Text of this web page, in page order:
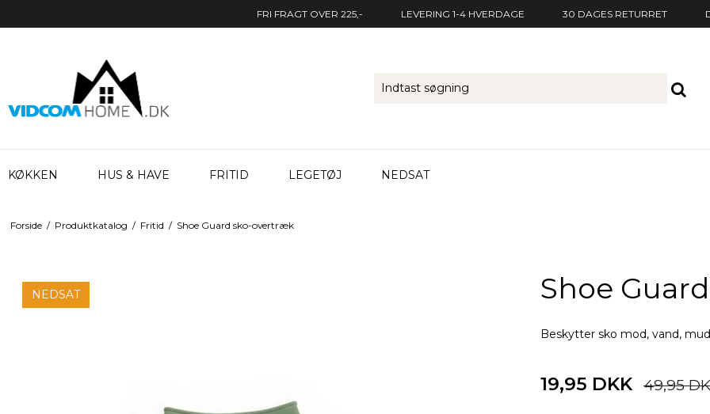
FRI FRAGT OVER 225,- LEVERING 1-4 HVERDAGE 30 DAGES RETURRET
KØKKEN HUS & HAVE FRITID LEGETØJ NEDSAT
Forside / Produktkatalog / Fritid / Shoe Guard sko-overtræk
NEDSAT Shoe
Beskytter sko mod, vand,
19,95 DKK 49,95